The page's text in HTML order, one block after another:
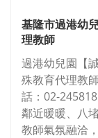
基隆市過港幼
理教師
過港幼兒園【
殊教育代理教
話：02-
鄰近暖暖、八
教師氣氛融洽